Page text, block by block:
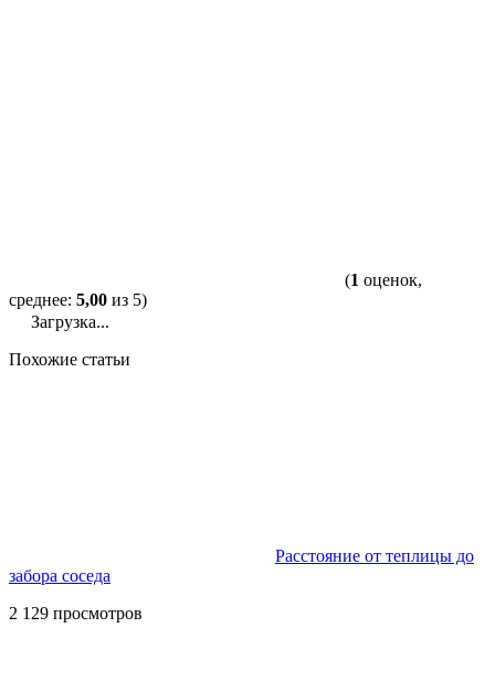
(1 оценок,
среднее: 5,00 из 5)
Загрузка...
Похожие статьи
Расстояние от теплицы до
забора соседа
2 129 просмотров